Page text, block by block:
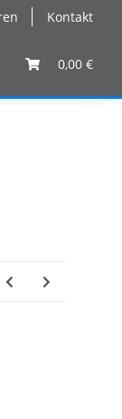
Kontakt
0,00 €